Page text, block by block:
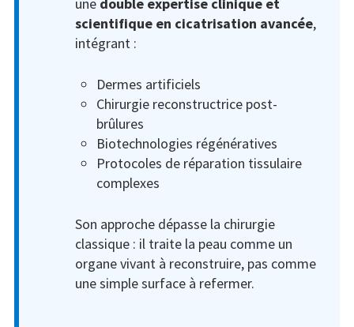
scientifique en cicatrisation avancée,
intégrant :
Dermes artificiels
Chirurgie reconstructrice post-
brûlures
Biotechnologies régénératives
Protocoles de réparation tissulaire
complexes
Son approche dépasse la chirurgie
classique : il traite la peau comme un
organe vivant à reconstruire, pas comme
une simple surface à refermer.